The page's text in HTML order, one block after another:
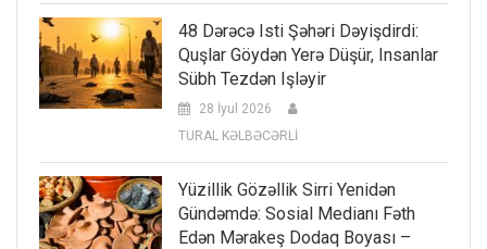
48 Dərəcə Isti Şəhəri Dəyişdirdi:
Quşlar Göydən Yerə Düşür, Insanlar
Sübh Tezdən Işləyir
28 İyul 2026
TURAL KƏLBƏCƏRLİ
Yüzillik Gözəllik Sirri Yenidən
Gündəmdə: Sosial Medianı Fəth
Edən Mərakeş Dodaq Boyası –